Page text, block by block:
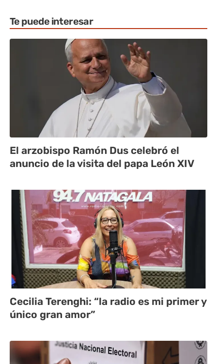
Te puede interesar
El arzobispo Ramón Dus celebró el
anuncio de la visita del papa León XIV
Cecilia Terenghi: “la radio es mi primer y
único gran amor”